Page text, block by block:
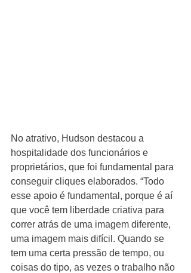
No atrativo, Hudson destacou a
hospitalidade dos funcionários e
proprietários, que foi fundamental para
conseguir cliques elaborados. “Todo
esse apoio é fundamental, porque é aí
que você tem liberdade criativa para
correr atrás de uma imagem diferente,
uma imagem mais difícil. Quando se
tem uma certa pressão de tempo, ou
coisas do tipo, as vezes o trabalho não